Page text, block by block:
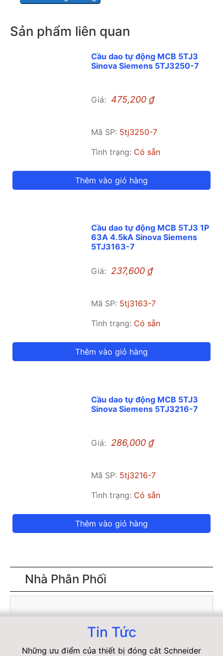
Sản phẩm liên quan
Cầu dao tự động MCB 5TJ3
Sinova Siemens 5TJ3250-7
Giá: 475,200₫
Mã SP: 5tj3250-7
Tình trạng: Có sẵn
Thêm vào giỏ hàng
Cầu dao tự động MCB 5TJ3 1P
63A 4.5kA Sinova Siemens
5TJ3163-7
Giá: 237,600₫
Mã SP: 5tj3163-7
Tình trạng: Có sẵn
Thêm vào giỏ hàng
Cầu dao tự động MCB 5TJ3
Sinova Siemens 5TJ3216-7
Giá: 286,000₫
Mã SP: 5tj3216-7
Tình trạng: Có sẵn
Thêm vào giỏ hàng
Nhà Phân Phối
Tin Tức
Những ưu điểm của thiết bị đóng cắt Schneider